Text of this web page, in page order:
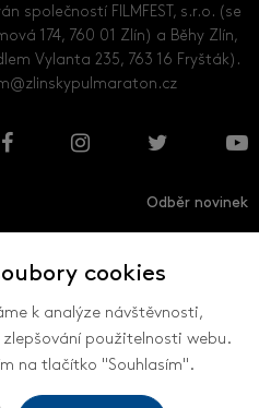
společností FILMFEST, s.r.o. (se
174, 760 01 Zlín) a Běhy Zlín,
Vylanta 235, 763 16 Fryšták).
Odběr novinek
cookies
k analýze návštěvnosti,
použitelnosti webu.
na tlačítko "Souhlasím".